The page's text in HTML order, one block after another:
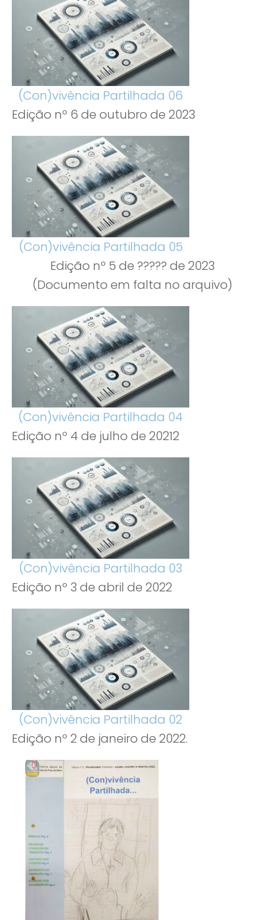
(Con)vivência Partilhada 06
Edição nº 6 de outubro de 2023
(Con)vivência Partilhada 05
Edição nº 5 de ????? de 2023
(Documento em falta no arquivo)
(Con)vivência Partilhada 04
Edição nº 4 de julho de 20212
(Con)vivência Partilhada 03
Edição nº 3 de abril de 2022
(Con)vivência Partilhada 02
Edição nº 2 de janeiro de 2022.